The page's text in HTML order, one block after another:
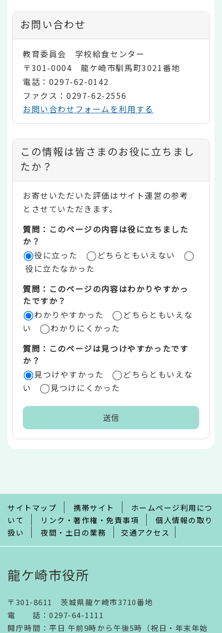
お問い合わせ
教育委員会 学校給食センター
〒301-0004 龍ケ崎市馴馬町3021番地
電話：0297-62-0142
ファクス：0297-62-2556
お問い合わせフォームを利用する
コ
ン
テ
ン
ツ
評
価
リ
ア
この情報は皆さまのお役に立ちまし
たか？
お寄せいただいた評価はサイト運営の参考
とさせていただきます。
質問：このページの内容は役に立ちました
か？
役に立った
どちらともいえない
役に立たなかった
質問：このページの内容はわかりやすかっ
たですか？
わかりやすかった
どちらともいえな
い
わかりにくかった
質問：このページは見つけやすかったです
か？
見つけやすかった
どちらともいえな
い
見つけにくかった
で
サイトマップ 携帯サイト
ホームページ利用につ
いて
リンク・著作権・免責事項
個人情報の取り
扱い
夜間・土日の業務 交通アクセス
龍ケ崎市役所
〒301-8611 茨城県龍ケ崎市3710番地
電話 ： 0297-64-1111
開庁時間 ： 平日 午前9時から午後5時（祝日・年末年始